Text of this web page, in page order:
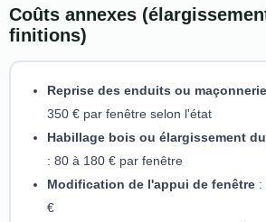
Coûts annexes
finitions)
Reprise des enduits ou maçonnerie
350 € par fenêtre selon l'état
Habillage bois ou élargissement
: 80 à 180 € par fenêtre
Modification de l'appui de fenêtre:
€